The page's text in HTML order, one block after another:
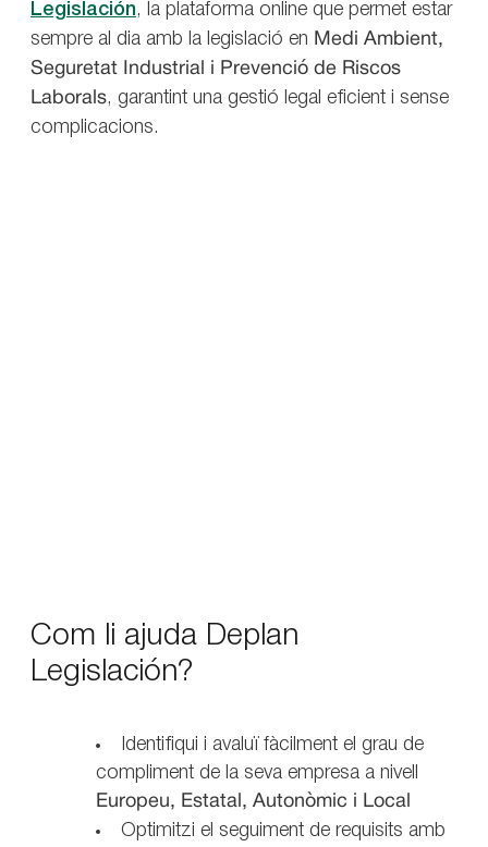
Legislación, la plataforma online que permet estar
sempre al dia amb la legislació en Medi Ambient,
Seguretat Industrial i Prevenció de Riscos
Laborals, garantint una gestió legal eficient i sense
complicacions.
Com li ajuda Deplan
Legislación?
Identifiqui i avaluï fàcilment el grau de
compliment de la seva empresa a nivell
Europeu, Estatal, Autonòmic i Local
Optimitzi el seguiment de requisits amb